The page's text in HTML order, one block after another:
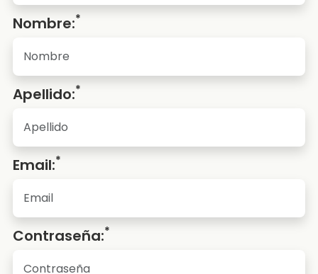
Nombre:*
Apellido:*
Email:*
Contraseña:*